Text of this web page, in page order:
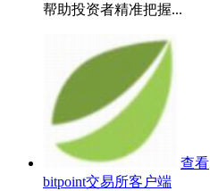
帮助投资者精准把握...
查看
bitpoint交易所客户端